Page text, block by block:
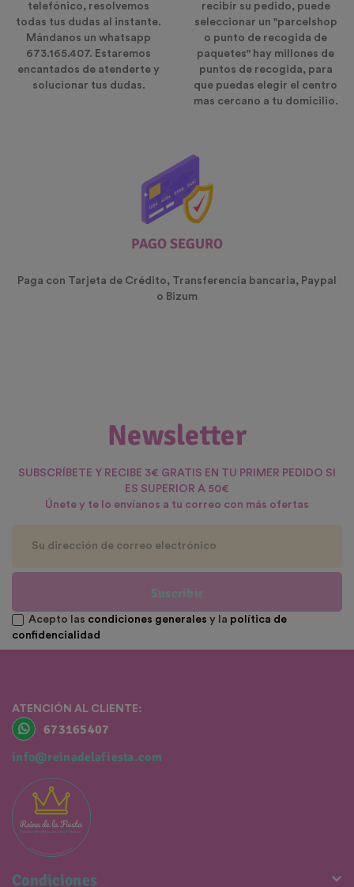
telefónico, resolvemos
todas tus dudas al instante.
Mándanos un whatsapp
673.165.407. Estaremos
encantados de atenderte y
solucionar tus dudas.
recibir su pedido, puede
seleccionar un "parcelshop
o punto de recogida de
paquetes" hay millones de
puntos de recogida, para
que puedas elegir el centro
mas cercano a tu domicilio.
PAGO SEGURO
Paga con Tarjeta de Crédito, Transferencia bancaria, Paypal
o Bizum
Newsletter
SUBSCRÍBETE Y RECIBE 3€ GRATIS EN TU PRIMER PEDIDO SI
ES SUPERIOR A 50€
Únete y te lo envíanos a tu correo con más ofertas
Suscribir
Acepto las condiciones generales y la política de
confidencialidad
ATENCIÓN AL CLIENTE:
673165407
info@reinadelafiesta.com
Condiciones 